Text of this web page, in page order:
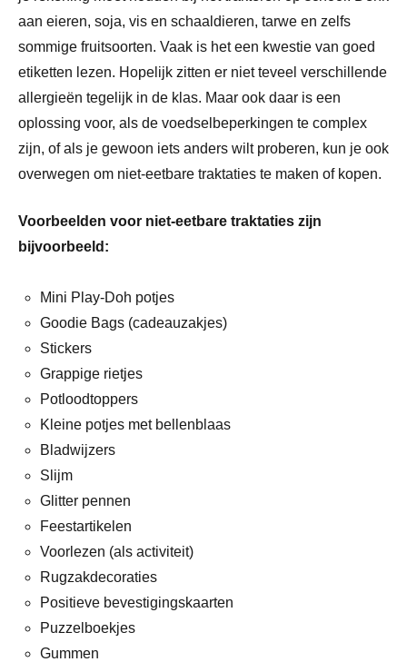
aan eieren, soja, vis en schaaldieren, tarwe en zelfs
sommige fruitsoorten. Vaak is het een kwestie van goed
etiketten lezen. Hopelijk zitten er niet teveel verschillende
allergieën tegelijk in de klas. Maar ook daar is een
oplossing voor, als de voedselbeperkingen te complex
zijn, of als je gewoon iets anders wilt proberen, kun je ook
overwegen om niet-eetbare traktaties te maken of kopen.
Voorbeelden voor niet-eetbare traktaties zijn
bijvoorbeeld:
Mini Play-Doh potjes
Goodie Bags (cadeauzakjes)
Stickers
Grappige rietjes
Potloodtoppers
Kleine potjes met bellenblaas
Bladwijzers
Slijm
Glitter pennen
Feestartikelen
Voorlezen (als activiteit)
Rugzakdecoraties
Positieve bevestigingskaarten
Puzzelboekjes
Gummen